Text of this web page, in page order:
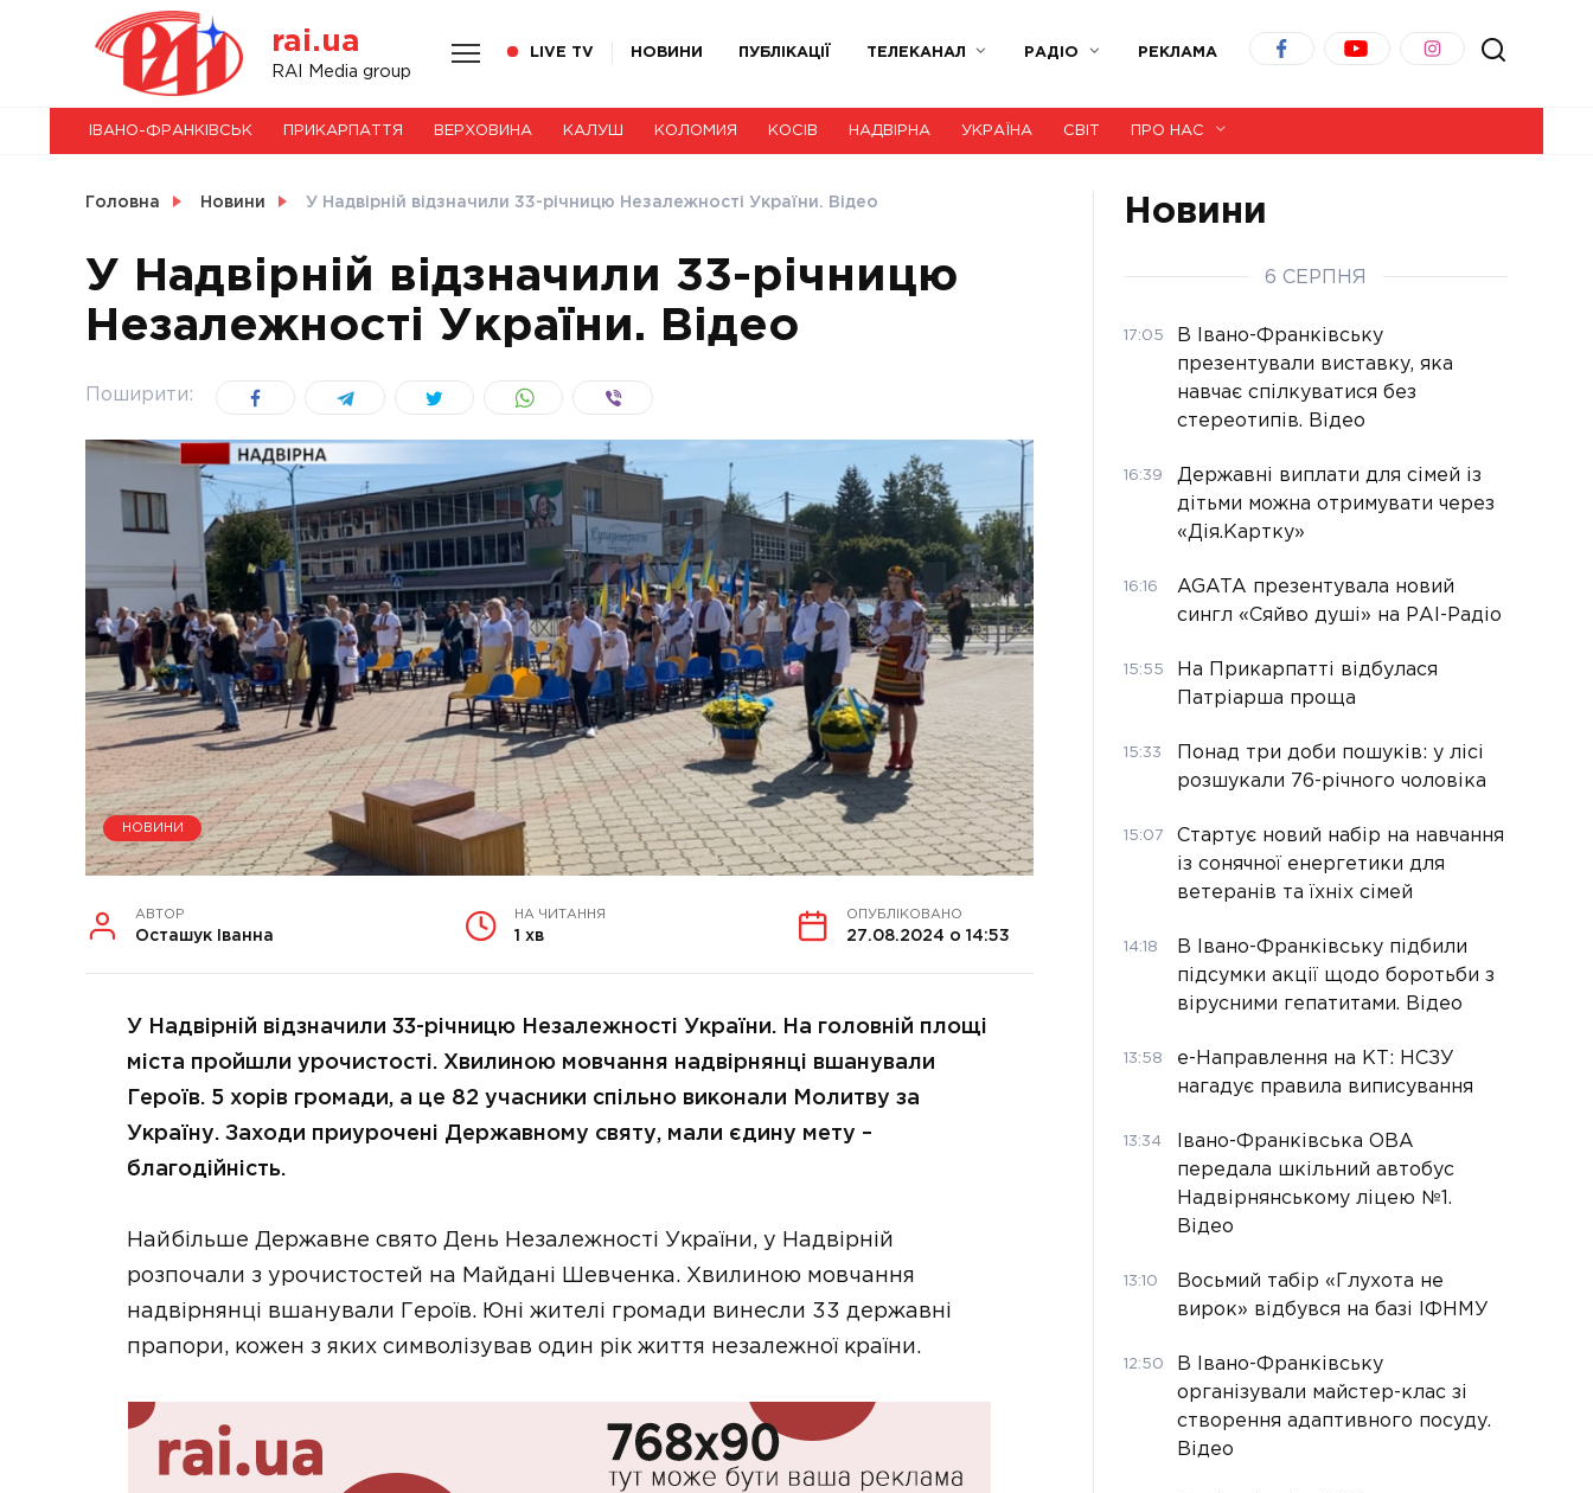
rai.ua
RAI Media group
LIVE TV НОВИНИ ПУБЛІКАЦІЇ ТЕЛЕКАНАЛ РАДІО РЕКЛАМА
НОВИНИ
СВІТ
УКРАЇНА
ІВАНО-ФРАНКІВСЬК ПРИКАРПАТТЯ ВЕРХОВИНА КАЛУШ КОЛОМИЯ КОСІВ НАДВІРНА УКРАЇНА СВІТ ПРО НАС
Головна Новини У Надвірній відзначили 33-річницю Незалежності України. Відео
У Надвірній відзначили 33-річницю
Незалежності України. Відео
Поширити:
НОВИНИ
АВТОР
Осташук Іванна
НА ЧИТАННЯ
1 хв
ОПУБЛІКОВАНО
27.08.2024 о 14:53
У Надвірній відзначили 33-річницю Незалежності України. На головній площі
міста пройшли урочистості. Хвилиною мовчання надвірнянці вшанували
Героїв. 5 хорів громади, а це 82 учасники спільно виконали Молитву за
Україну. Заходи приурочені Державному святу, мали єдину мету –
благодійність.
Найбільше Державне свято День Незалежності України, у Надвірній
розпочали з урочистостей на Майдані Шевченка. Хвилиною мовчання
надвірнянці вшанували Героїв. Юні жителі громади винесли 33 державні
прапори, кожен з яких символізував один рік життя незалежної країни.
Новини
6 СЕРПНЯ
17:05
В Івано-Франківську
презентували виставку, яка
навчає спілкуватися без
стереотипів. Відео
16:39
Державні виплати для сімей із
дітьми можна отримувати через
«Дія.Картку»
16:16
AGATA презентувала новий
сингл «Сяйво душі» на РАІ-Радіо
15:55
На Прикарпатті відбулася
Патріарша проща
15:33
Понад три доби пошуків: у лісі
розшукали 76-річного чоловіка
15:07
Стартує новий набір на навчання
із сонячної енергетики для
ветеранів та їхніх сімей
14:18
В Івано-Франківську підбили
підсумки акції щодо боротьби з
вірусними гепатитами. Відео
13:58
е-Направлення на КТ: НСЗУ
нагадує правила виписування
13:34
Івано-Франківська ОВА
передала шкільний автобус
Надвірнянському ліцею №1.
Відео
13:10
Восьмий табір «Глухота не
вирок» відбувся на базі ІФНМУ
12:50
В Івано-Франківську
організували майстер-клас зі
створення адаптивного посуду.
Відео